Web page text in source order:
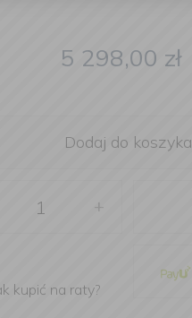
5 298,00 zł
Dodaj do koszyka
+
kupić na raty?